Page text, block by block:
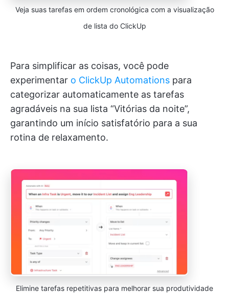
Veja suas tarefas em ordem cronológica com a visualização
de lista do ClickUp
Para simplificar as coisas, você pode
experimentar o ClickUp Automations para
categorizar automaticamente as tarefas
agradáveis na sua lista “Vitórias da noite”,
garantindo um início satisfatório para a sua
rotina de relaxamento.
Elimine tarefas repetitivas para melhorar sua produtividade